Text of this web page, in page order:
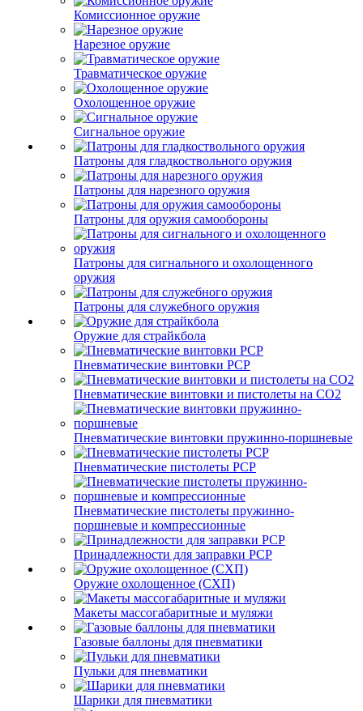
Комиссионное оружие
Нарезное оружие
Травматическое оружие
Охолощенное оружие
Сигнальное оружие
Патроны для гладкоствольного оружия
Патроны для нарезного оружия
Патроны для оружия самообороны
Патроны для сигнального и охолощенного
оружия
Патроны для служебного оружия
Оружие для страйкбола
Пневматические винтовки PCP
Пневматические винтовки и пистолеты на CO2
Пневматические винтовки пружинно-поршневые
Пневматические пистолеты PCP
Пневматические пистолеты пружинно-
поршневые и компрессионные
Принадлежности для заправки PCP
Оружие охолощенное (СХП)
Макеты массогабаритные и муляжи
Газовые баллоны для пневматики
Пульки для пневматики
Шарики для пневматики